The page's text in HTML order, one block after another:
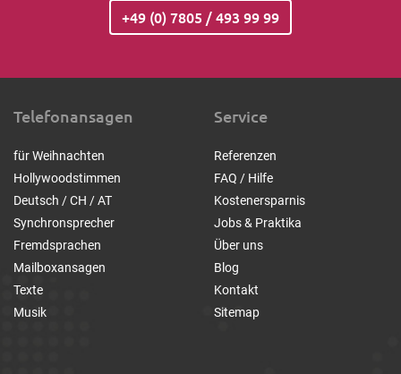
+49 (0) 7805 / 493 99 99
Telefonansagen
für Weihnachten
Hollywoodstimmen
Deutsch / CH / AT
Synchronsprecher
Fremdsprachen
Mailboxansagen
Texte
Musik
Service
Referenzen
FAQ / Hilfe
Kostenersparnis
Jobs & Praktika
Über uns
Blog
Kontakt
Sitemap